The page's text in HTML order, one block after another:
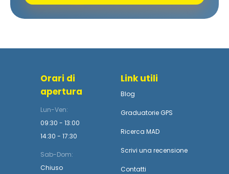
Orari di
apertura
Lun-Ven:
09:30 - 13:00
14:30 - 17:30
Sab-Dom:
Chiuso
Link utili
Blog
Graduatorie GPS
Ricerca MAD
Scrivi una recensione
Contatti